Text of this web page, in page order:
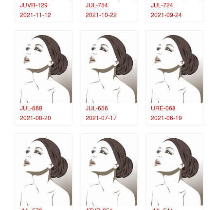
JUVR-129
2021-11-12
JUL-754
2021-10-22
JUL-724
2021-09-24
JUL-688
2021-08-20
JUL-656
2021-07-17
URE-068
2021-06-19